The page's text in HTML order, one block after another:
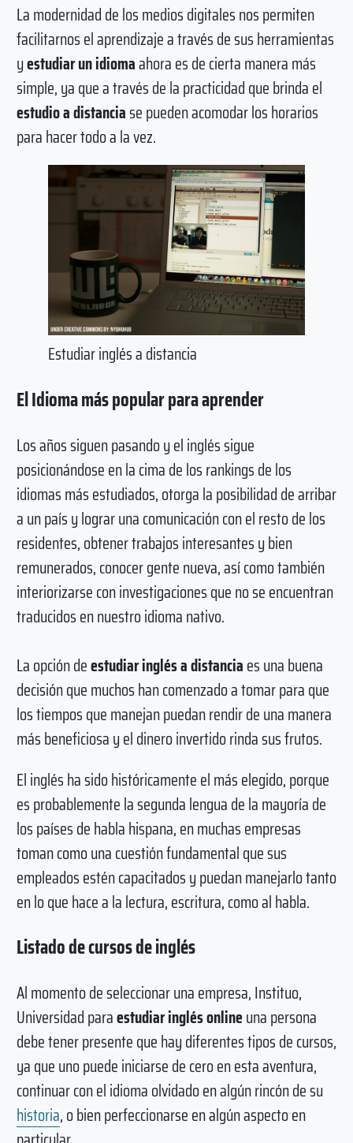
La modernidad de los medios digitales nos permiten
facilitarnos el aprendizaje a través de sus herramientas
yestudiar un idiomaahora es de cierta manera más
simple, ya que a través de la practicidad que brinda el
estudio a distanciase pueden acomodar los horarios
para hacer todo a la vez.
Estudiar inglés a distancia
El Idioma más popular para aprender
Los años siguen pasando y el inglés sigue
posicionándose en la cima de los rankings de los
idiomas más estudiados, otorga la posibilidad de arribar
a un país y lograr una comunicación con el resto de los
residentes, obtener trabajos interesantes y bien
remunerados, conocer gente nueva, así como también
interiorizarse con investigaciones que no se encuentran
traducidos en nuestro idioma nativo.
La opción deestudiar inglés a distanciaes una buena
decisión que muchos han comenzado a tomar para que
los tiempos que manejan puedan rendir de una manera
más beneficiosa y el dinero invertido rinda sus frutos.
El inglés ha sido históricamente el más elegido, porque
es probablemente la segunda lengua de la mayoría de
los países de habla hispana, en muchas empresas
toman como una cuestión fundamental que sus
empleados estén capacitados y puedan manejarlo tanto
en lo que hace a la lectura, escritura, como al habla.
Listado de cursos de inglés
Al momento de seleccionar una empresa, Instituo,
Universidad paraestudiar inglés onlineuna persona
debe tener presente que hay diferentes tipos de cursos,
ya que uno puede iniciarse de cero en esta aventura,
continuar con el idioma olvidado en algún rincón de su
historia, o bien perfeccionarse en algún aspecto en